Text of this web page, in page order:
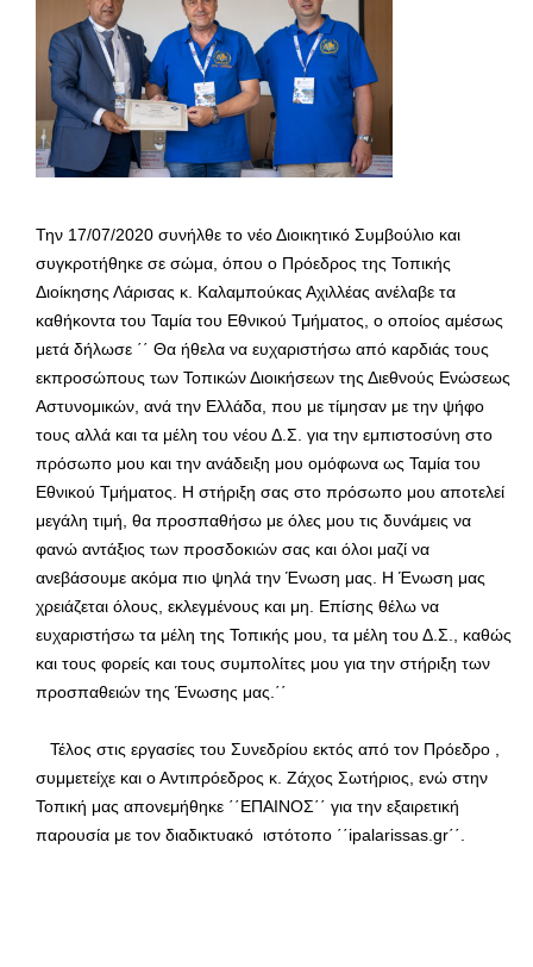
Την 17/07/2020 συνήλθε το νέο Διοικητικό Συμβούλιο και
συγκροτήθηκε σε σώμα, όπου ο Πρόεδρος της Τοπικής
Διοίκησης Λάρισας κ. Καλαμπούκας Αχιλλέας ανέλαβε τα
καθήκοντα του Ταμία του Εθνικού Τμήματος, ο οποίος αμέσως
μετά δήλωσε ΄΄ Θα ήθελα να ευχαριστήσω από καρδιάς τους
εκπροσώπους των Τοπικών Διοικήσεων της Διεθνούς Ενώσεως
Αστυνομικών, ανά την Ελλάδα, που με τίμησαν με την ψήφο
τους αλλά και τα μέλη του νέου Δ.Σ. για την εμπιστοσύνη στο
πρόσωπο μου και την ανάδειξη μου ομόφωνα ως Ταμία του
Εθνικού Τμήματος. Η στήριξη σας στο πρόσωπο μου αποτελεί
μεγάλη τιμή, θα προσπαθήσω με όλες μου τις δυνάμεις να
φανώ αντάξιος των προσδοκιών σας και όλοι μαζί να
ανεβάσουμε ακόμα πιο ψηλά την Ένωση μας. Η Ένωση μας
χρειάζεται όλους, εκλεγμένους και μη. Επίσης θέλω να
ευχαριστήσω τα μέλη της Τοπικής μου, τα μέλη του Δ.Σ., καθώς
και τους φορείς και τους συμπολίτες μου για την στήριξη των
προσπαθειών της Ένωσης μας.΄΄
Τέλος στις εργασίες του Συνεδρίου εκτός από τον Πρόεδρο ,
συμμετείχε και ο Αντιπρόεδρος κ. Ζάχος Σωτήριος, ενώ στην
Τοπική μας απονεμήθηκε ΄΄ΕΠΑΙΝΟΣ΄΄ για την εξαιρετική
παρουσία με τον διαδικτυακό ιστότοπο ΄΄ipalarissas.gr΄΄.